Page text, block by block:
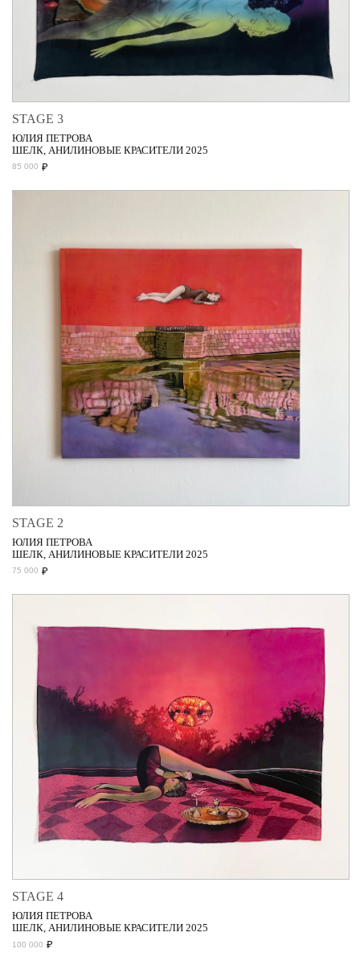
STAGE 3
ЮЛИЯ ПЕТРОВА
ШЕЛК, АНИЛИНОВЫЕ КРАСИТЕЛИ 2025
85 000 ₽
STAGE 2
ЮЛИЯ ПЕТРОВА
ШЕЛК, АНИЛИНОВЫЕ КРАСИТЕЛИ 2025
75 000 ₽
STAGE 4
ЮЛИЯ ПЕТРОВА
ШЕЛК, АНИЛИНОВЫЕ КРАСИТЕЛИ 2025
100 000 ₽